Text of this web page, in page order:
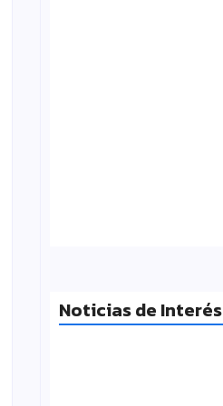
Noticias de Interés